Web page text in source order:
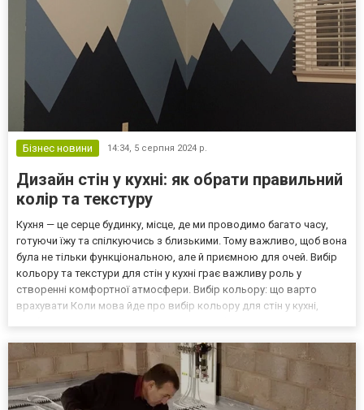
Бізнес новини 14:34, 5 серпня 2024 р.
Дизайн стін у кухні: як обрати правильний
колір та текстуру
Кухня — це серце будинку, місце, де ми проводимо багато часу,
готуючи їжу та спілкуючись з близькими. Тому важливо, щоб вона
була не тільки функціональною, але й приємною для очей. Вибір
кольору та текстури для стін у кухні грає важливу роль у
створенні комфортної атмосфери. Вибір кольору: що варто
врахувати Коли мова йде про вибір кольору для стін у кухні,